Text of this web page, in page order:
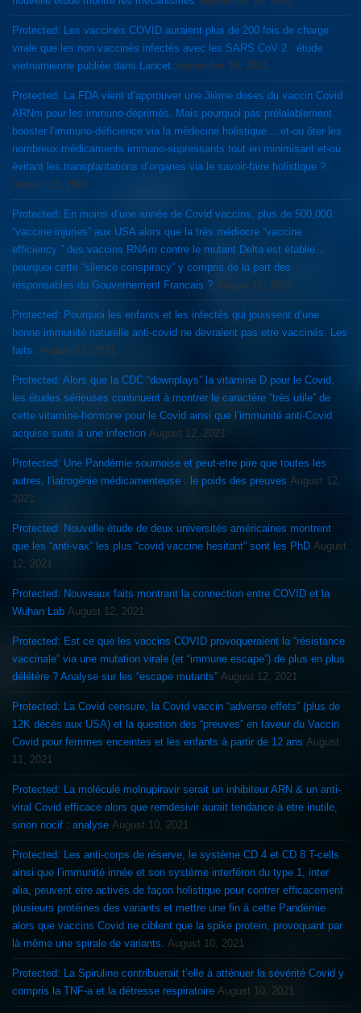
Protected: Les vaccinés COVID auraient plus de 200 fois de charge
virale que les non vaccinés infectés avec les SARS CoV 2 : étude
vietnamienne publiée dans Lancet September 10, 2021
Protected: La FDA vient d’approuver une 3ième doses du vaccin Covid
ARNm pour les immuno-déprimés. Mais pourquoi pas prélalablement
booster l’immuno-déficience via la médecine holistique….et-ou ôter les
nombreux médicaments immuno-supressants tout en minimisant et-ou
évitant les transplantations d’organes via le savoir-faire holistique ?
August 13, 2021
Protected: En moins d’une année de Covid vaccins, plus de 500,000
“vaccine injuries” aux USA alors que la très médiocre “vaccine
efficiency ” des vaccins RNAm contre le mutant Delta est établie…
pourquoi cette “silence conspiracy” y compris de la part des
responsables du Gouvernement Francais ? August 12, 2021
Protected: Pourquoi les enfants et les infectés qui jouissent d’une
bonne immunité naturelle anti-covid ne devraient pas etre vaccinés. Les
faits.
August 12, 2021
Protected: Alors que la CDC “downplays” la vitamine D pour le Covid,
les études sérieuses continuent à montrer le caractère “très utile” de
cette vitamine-hormone pour le Covid ainsi que l’immunité anti-Covid
acquise suite à une infection August 12, 2021
Protected: Une Pandémie sournoise et peut-etre pire que toutes les
autres, l’iatrogénie médicamenteuse : le poids des preuves August 12,
2021
Protected: Nouvelle étude de deux universités américaines montrent
que les “anti-vax” les plus “covid vaccine hesitant” sont les PhD August
12, 2021
Protected: Nouveaux faits montrant la connection entre COVID et la
Wuhan Lab August 12, 2021
Protected: Est ce que les vaccins COVID provoqueraient la “résistance
vaccinale” via une mutation virale (et “immune escape”) de plus en plus
délétère ? Analyse sur les “escape mutants” August 12, 2021
Protected: La Covid censure, la Covid vaccin “adverse effets” (plus de
12K décès aux USA) et la question des “preuves” en faveur du Vaccin
Covid pour femmes enceintes et les enfants à partir de 12 ans August
11, 2021
Protected: La molécule molnupiravir serait un inhibiteur ARN & un anti-
viral Covid efficace alors que remdesivir aurait tendance à etre inutile,
sinon nocif : analyse August 10, 2021
Protected: Les anti-corps de réserve, le système CD 4 et CD 8 T-cells
ainsi que l’immunité innée et son système interféron du type 1, inter
alia, peuvent etre activés de façon holistique pour contrer efficacement
plusieurs protéines des variants et mettre une fin à cette Pandémie
alors que vaccins Covid ne ciblent que la spike protein, provoquant par
là même une spirale de variants.
August 10, 2021
Protected: La Spiruline contribuerait t’elle à atténuer la sévérité Covid y
compris la TNF-a et la détresse respiratoire August 10, 2021